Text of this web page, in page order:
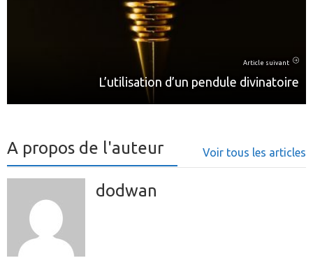
Article suivant
L’utilisation d’un pendule divinatoire
A propos de l'auteur Voir tous les articles
dodwan